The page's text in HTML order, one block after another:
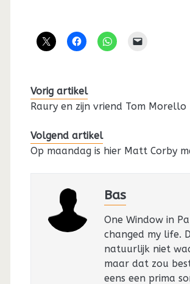
Vorig artikel
Raury en zijn vriend Tom Morello
Volgend artikel
Op maandag is hier Matt Corby
Bas
One Window in
changed my life.
natuurlijk niet
maar dat zou
eens een prima